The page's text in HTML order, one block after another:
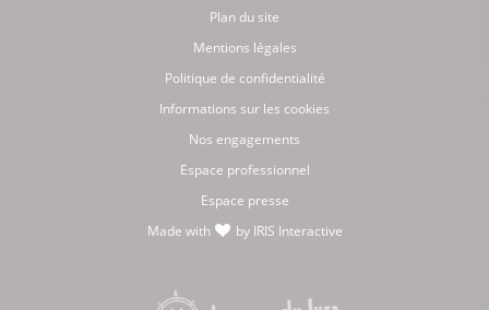
Plan du site
Mentions légales
Politique de confidentialité
Informations sur les cookies
Nos engagements
Espace professionnel
Espace presse
Made with
by IRIS Interactive